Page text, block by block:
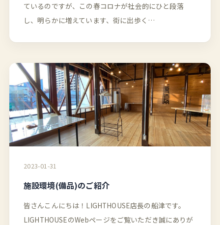
ているのですが、この春コロナが社会的にひと段落
し、明らかに増えています、街に出歩く…
2023-01-31
施設環境(備品)のご紹介
皆さんこんにちは！LIGHTHOUSE店長の船津です。
LIGHTHOUSEのWebページをご覧いただき誠にありが